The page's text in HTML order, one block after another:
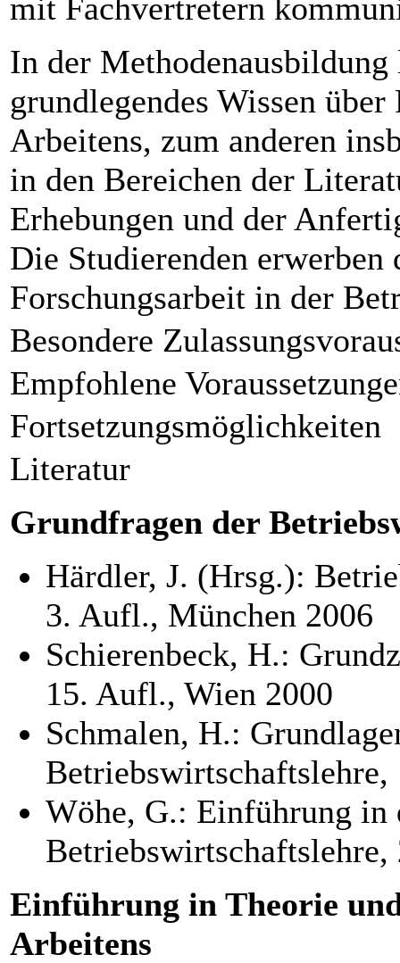
mit Fachvertretern
In der
grundlegendes Wissen
Arbeitens, zum anderen
in den Bereichen der
Erhebungen und der
Die Studierenden
Forschungsarbeit in der
Besondere
Empfohlene
Fortsetzungsmöglichkeiten
Literatur
Grundfragen der
Härdler, J. (Hrsg.):
3. Aufl., München 2006
Schierenbeck, H.:
15. Aufl., Wien 2000
Schmalen, H.:
Wöhe, G.: Einführung in
Einführung in Theorie
Arbeitens